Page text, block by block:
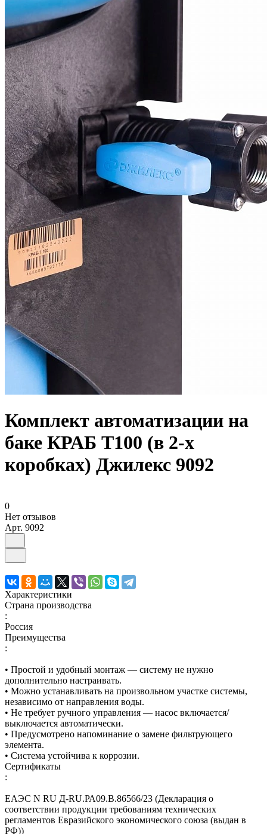
Комплект автоматизации на
баке КРАБ Т100 (в 2-х
коробках) Джилекс 9092
0
Нет отзывов
Арт. 9092
Характеристики
Страна производства
:
Россия
Преимущества
:
• Простой и удобный монтаж — систему не нужно
дополнительно настраивать.
• Можно устанавливать на произвольном участке системы,
независимо от направления воды.
• Не требует ручного управления — насос включается/
выключается автоматически.
• Предусмотрено напоминание о замене фильтрующего
элемента.
• Система устойчива к коррозии.
Сертификаты
:
ЕАЭС N RU Д-RU.РА09.В.86566/23 (Декларация о
соответствии продукции требованиям технических
регламентов Евразийского экономического союза (выдан в
РФ))